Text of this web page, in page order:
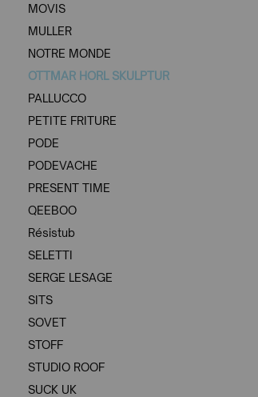
MOVIS
MULLER
NOTRE MONDE
OTTMAR HORL SKULPTUR
PALLUCCO
PETITE FRITURE
PODE
PODEVACHE
PRESENT TIME
QEEBOO
Résistub
SELETTI
SERGE LESAGE
SITS
SOVET
STOFF
STUDIO ROOF
SUCK UK